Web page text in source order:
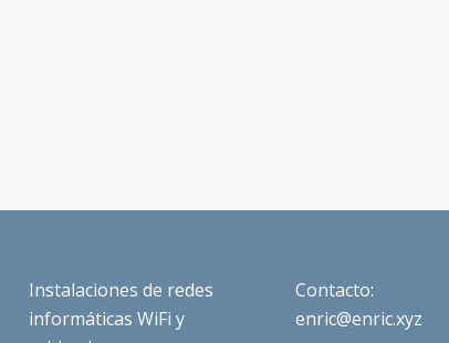
Instalaciones de redes
informáticas WiFi y
Contacto:
enric@enric.xyz